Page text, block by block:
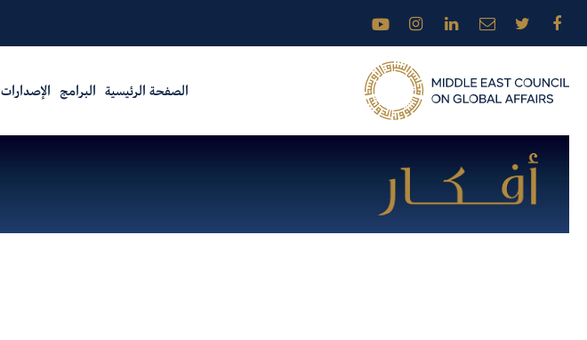
الصفحة الرئيسية البرامج الإصدارات